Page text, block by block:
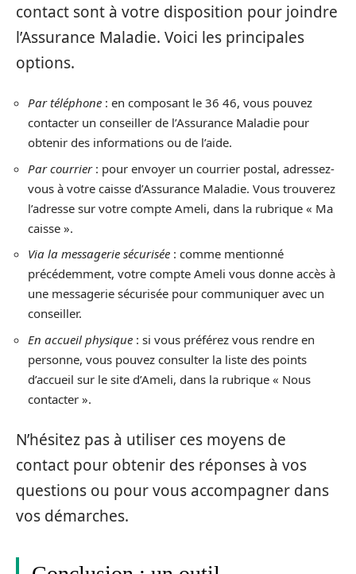
contact sont à votre disposition pour joindre
l’Assurance Maladie. Voici les principales
options.
Par téléphone : en composant le 36 46, vous pouvez
contacter un conseiller de l’Assurance Maladie pour
obtenir des informations ou de l’aide.
Par courrier: pour envoyer un courrier postal, adressez-
vous à votre caisse d’Assurance Maladie. Vous trouverez
l’adresse sur votre compte Ameli, dans la rubrique « Ma
caisse ».
Via la messagerie sécurisée : comme mentionné
précédemment, votre compte Ameli vous donne accès à
une messagerie sécurisée pour communiquer avec un
conseiller.
En accueil physique : si vous préférez vous rendre en
personne, vous pouvez consulter la liste des points
d’accueil sur le site d’Ameli, dans la rubrique « Nous
contacter ».
N’hésitez pas à utiliser ces moyens de
contact pour obtenir des réponses à vos
questions ou pour vous accompagner dans
vos démarches.